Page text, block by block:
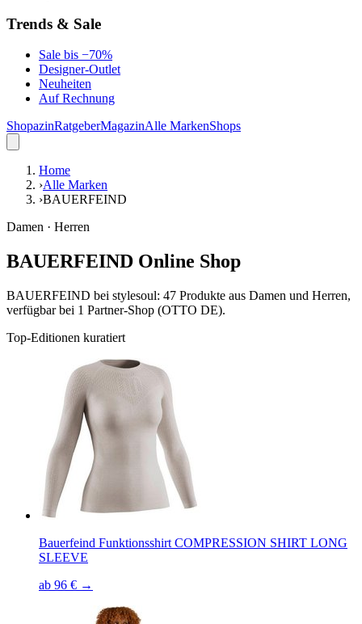
Trends & Sale
Sale bis −70%
Designer-Outlet
Neuheiten
Auf Rechnung
ShopazinRatgeberMagazinAlle MarkenShops
Home
›Alle Marken
›BAUERFEIND
Damen · Herren
BAUERFEIND Online Shop
BAUERFEIND bei stylesoul: 47 Produkte aus Damen und Herren,
verfügbar bei 1 Partner-Shop (OTTO DE).
Top-Editionen kuratiert
Bauerfeind Funktionsshirt COMPRESSION SHIRT LONG
SLEEVE
ab 96 € →